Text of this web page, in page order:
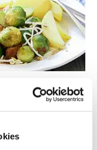
tomaten
30 minuten